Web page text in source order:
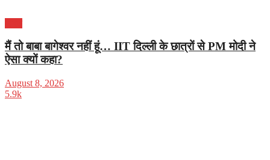
मैं तो बाबा बागेश्वर नहीं हूं… IIT दिल्ली के छात्रों से PM मोदी ने
ऐसा क्यों कहा?
August 8, 2026
5.9k